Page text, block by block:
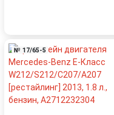
№ 17/65-5